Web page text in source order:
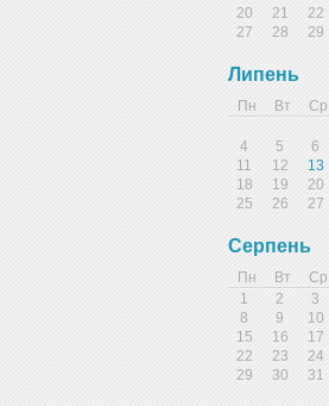
20
21 22
27
28 29
Липень
Пн Вт Ср
4
5 6
11
12 13
18
19 20
25
26 27
Серпень
Пн Вт Ср
1
2 3
8
9 10
15
16 17
22
23 24
29
30 31